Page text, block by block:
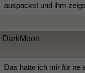
auspackst und ihm
DarkMoon
Das hatte ich mir für ne